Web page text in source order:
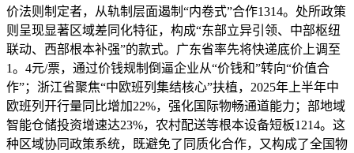
价法则制定者，从轨制层面遏制“内卷式”合作1314。处所政策
则呈现显著区域差同化特征，构成“东部立异引领、中部枢纽
联动、西部根本补强”的款式。广东省率先将快递底价上调至
1。4元/票，通过价钱规制倒逼企业从“价钱和”转向“价值合
作”；浙江省聚焦“中欧班列集结核心”扶植，2025年上半年中
欧班列开行量同比增加22%，强化国际物畅通道能力；部地域
智能仓储投资增速达23%，农村配送等根本设备短板1214。这
种区域协同政策系统，既避免了同质化合作，又构成了全国物